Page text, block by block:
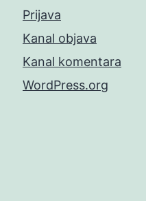
Prijava
Kanal objava
Kanal komentara
WordPress.org